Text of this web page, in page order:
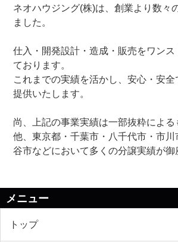
ネオハウジング(株)は、創業より数々
ました。
仕入・開発設計・造成・販売をワン
ております。
これまでの実績を活かし、安心・安
提供いたします。
尚、上記の事業実績は一部抜粋による
他、東京都・千葉市・八千代市・市
谷市などにおいて多くの分譲実績が御
メニュー
トップ